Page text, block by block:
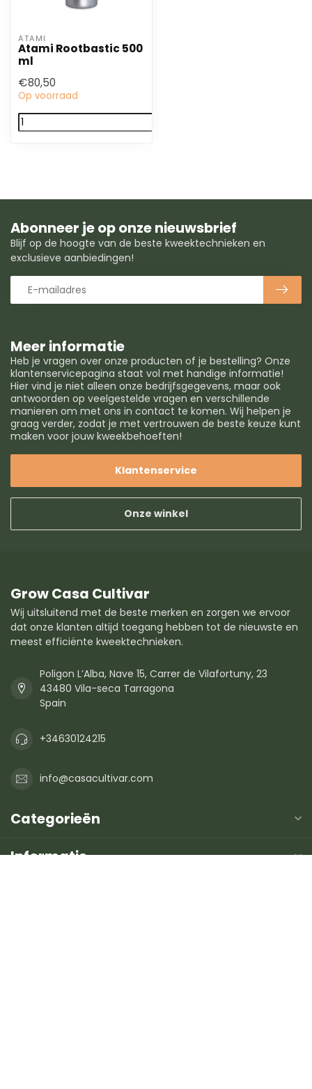
ATAMI
Atami Rootbastic 500
ml
€80,50
Op voorraad
Meer informatie
Heb je vragen over onze producten of je bestelling? Onze
klantenservicepagina staat vol met handige informatie!
Hier vind je niet alleen onze bedrijfsgegevens, maar ook
antwoorden op veelgestelde vragen en verschillende
manieren om met ons in contact te komen. Wij helpen je
graag verder, zodat je met vertrouwen de beste keuze kunt
maken voor jouw kweekbehoeften!
Klantenservice
Onze winkel
Abonneer je op onze nieuwsbrief
Blijf op de hoogte van de beste kweektechnieken en
exclusieve aanbiedingen!
Grow Casa Cultivar
Wij uitsluitend met de beste merken en zorgen we ervoor
dat onze klanten altijd toegang hebben tot de nieuwste en
meest efficiënte kweektechnieken.
Poligon L’Alba, Nave 15, Carrer de Vilafortuny, 23
43480 Vila-seca Tarragona
Spain
+34630124215
info@casacultivar.com
Categorieën
Informatie